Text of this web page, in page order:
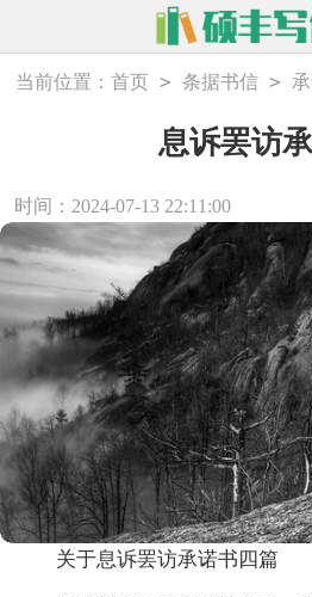
当前位置：首页 > 条据书信 >
息诉罢访
时间：2024-07-13 22:11:00
关于息诉罢访承诺书四篇